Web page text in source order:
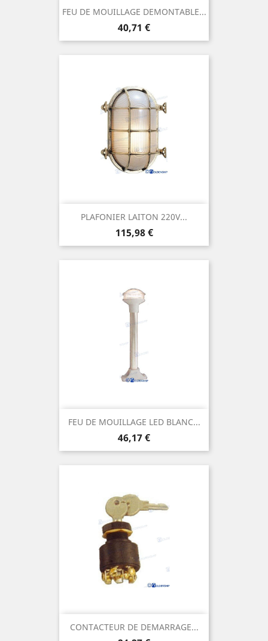
FEU DE MOUILLAGE DEMONTABLE...
Prix
40,71 €
PLAFONIER LAITON 220V...
Prix
115,98 €
FEU DE MOUILLAGE LED BLANC...
Prix
46,17 €
CONTACTEUR DE DEMARRAGE...